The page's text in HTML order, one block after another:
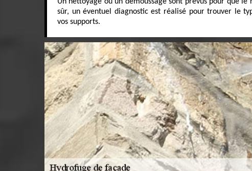
sûr, un éventuel diagnostic est réalisé pour trouver le
vos supports.